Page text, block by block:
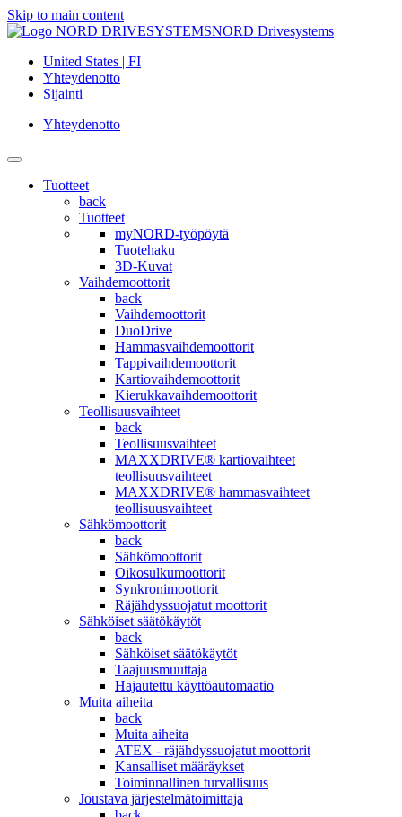
Skip to main content
NORD Drivesystems
United States | FI
Yhteydenotto
Sijainti
Yhteydenotto
Tuotteet
back
Tuotteet
myNORD-työpöytä
Tuotehaku
3D-Kuvat
Vaihdemoottorit
back
Vaihdemoottorit
DuoDrive
Hammasvaihdemoottorit
Tappivaihdemoottorit
Kartiovaihdemoottorit
Kierukkavaihdemoottorit
Teollisuusvaihteet
back
Teollisuusvaihteet
MAXXDRIVE® kartiovaihteet
teollisuusvaihteet
MAXXDRIVE® hammasvaihteet
teollisuusvaihteet
Sähkömoottorit
back
Sähkömoottorit
Oikosulkumoottorit
Synkronimoottorit
Räjähdyssuojatut moottorit
Sähköiset säätökäytöt
back
Sähköiset säätökäytöt
Taajuusmuuttaja
Hajautettu käyttöautomaatio
Muita aiheita
back
Muita aiheita
ATEX - räjähdyssuojatut moottorit
Kansalliset määräykset
Toiminnallinen turvallisuus
Joustava järjestelmätoimittaja